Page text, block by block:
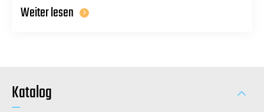
Weiter lesen
Katalog